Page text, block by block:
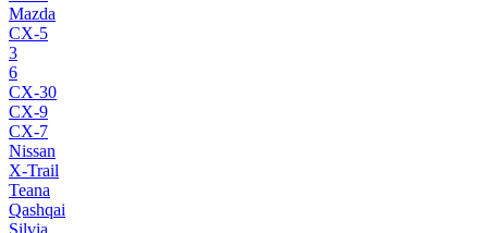
Mazda
CX-5
3
6
CX-30
CX-9
CX-7
Nissan
X-Trail
Teana
Qashqai
Silvia